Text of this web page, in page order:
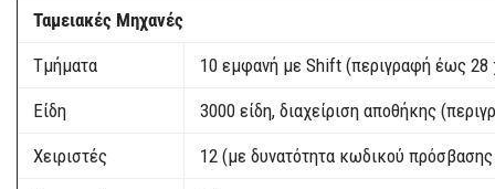
Ταμειακές Μηχανές
Τμήματα 10 εμφανή με Shift (περιγραφή έως 28
Είδη 3000 είδη, διαχείριση αποθήκης
Χειριστές 12 (με δυνατότητα κωδικού